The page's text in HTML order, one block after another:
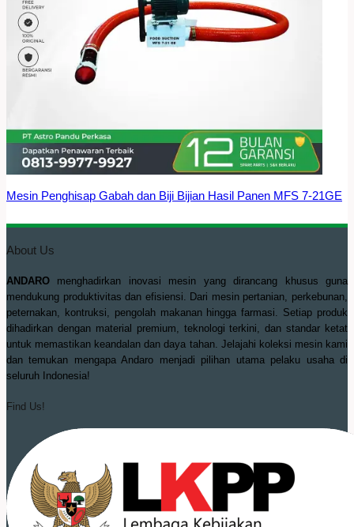
Mesin Penghisap Gabah dan Biji Bijian Hasil Panen MFS 7-21GE
About Us
ANDARO menghadirkan inovasi mesin yang dirancang khusus guna
mendukung produktivitas dan efisiensi. Dari mesin pertanian, perkebunan,
peternakan, kontruksi, pengolah makanan hingga farmasi. Setiap produk
dihadirkan dengan material premium, teknologi terkini, dan standar ketat
untuk memastikan keandalan dan daya tahan. Jelajahi koleksi mesin kami
dan temukan mengapa Andaro menjadi pilihan utama pelaku usaha di
seluruh Indonesia!
Find Us!